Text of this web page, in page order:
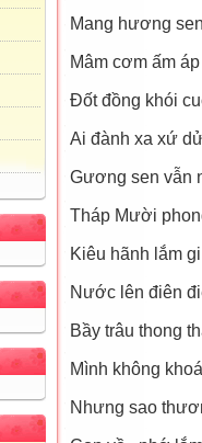
Mang hương
Mâm cơm ấm
Đốt đồng khói
Ai đành xa xứ
Gương sen vẫn
Tháp Mười
Kiêu hãnh lắm
Nước lên điên
Bầy trâu thong
Mình không
Nhưng sao